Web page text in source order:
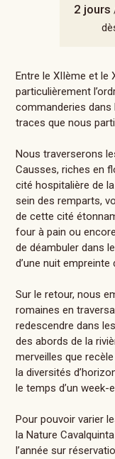
2 jours
Entre le XIIème et le
particulièrement
commanderies dans
traces que nous
Nous traverserons
Causses, riches en
cité hospitalière de
sein des remparts,
de cette cité
four à pain ou
de déambuler dans
d’une nuit empreinte
Sur le retour, nous
romaines en
redescendre dans
des abords de la
merveilles que
la diversités
le temps d’un week-
Pour pouvoir varier
la Nature
l’année sur